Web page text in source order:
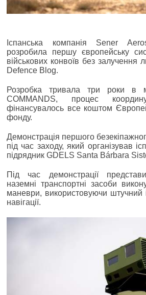
Іспанська компанія Sener
розробила першу європейську
військових конвоїв без
Defence Blog.
Розробка тривала три роки в
COMMANDS, процес
фінансувалось все коштом
фонду.
Демонстрація першого
під час заходу, який організував
підрядник GDELS Santa Bárbara
Під час демонстрації
наземні транспортні засоби
маневри, використовуючи штучний
навігації.